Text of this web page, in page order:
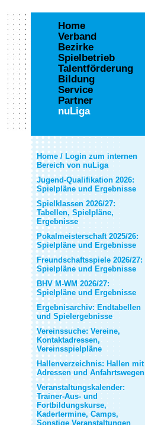
Home
Verband
Bezirke
Spielbetrieb
Talentförderung
Bildung
Service
Partner
nuLiga
Home / Login zum internen
Bereich von nuLiga
Jugend-Qualifikation 2026:
Spielpläne und Ergebnisse
Spielklassen 2026/27:
Tabellen, Spielpläne,
Ergebnisse
Pokalmeisterschaft 2025/26:
Spielpläne und Ergebnisse
Freundschaftsspiele 2026/27:
Spielpläne und Ergebnisse
BHV M-WM 2026/27:
Spielpläne und Ergebnisse
Ergebnisarchiv: Endtabellen
und Spielergebnisse
Vereinssuche: Vereine,
Kontaktadressen,
Vereinsspielpläne
Hallenverzeichnis: Hallen mit
Adressen und Anfahrtswegen
Veranstaltungskalender:
Trainer-Aus- und
Fortbildungskurse,
Kadertermine, Camps,
Sonstige Veranstaltungen